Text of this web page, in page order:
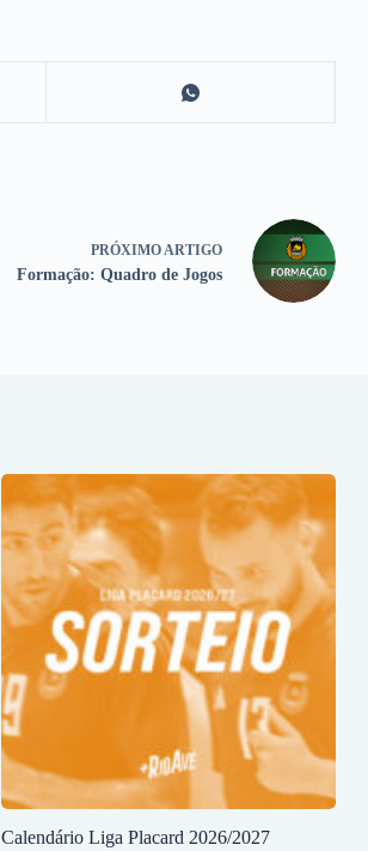
PRÓXIMO ARTIGO
Formação: Quadro de Jogos
Calendário Liga Placard 2026/2027